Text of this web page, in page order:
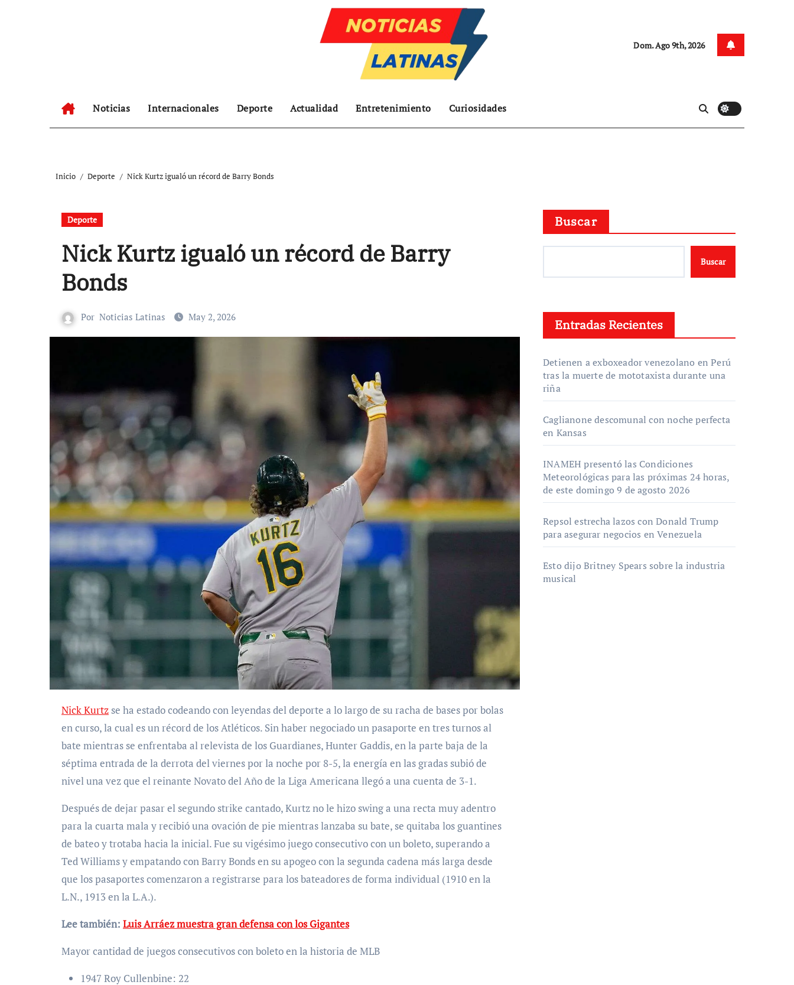
Dom. Ago 9th, 2026
Noticias Internacionales Deporte Actualidad Entretenimiento Curiosidades
Inicio Deporte Nick Kurtz igualó un récord de Barry Bonds
Deporte
Nick Kurtz igualó un récord de Barry
Bonds
Por Noticias Latinas May 2, 2026
Nick Kurtz se ha estado codeando con leyendas del deporte a lo largo de su racha de bases por bolas
en curso, la cual es un récord de los Atléticos. Sin haber negociado un pasaporte en tres turnos al
bate mientras se enfrentaba al relevista de los Guardianes, Hunter Gaddis, en la parte baja de la
séptima entrada de la derrota del viernes por la noche por 8-5, la energía en las gradas subió de
nivel una vez que el reinante Novato del Año de la Liga Americana llegó a una cuenta de 3-1.
Después de dejar pasar el segundo strike cantado, Kurtz no le hizo swing a una recta muy adentro
para la cuarta mala y recibió una ovación de pie mientras lanzaba su bate, se quitaba los guantines
de bateo y trotaba hacia la inicial. Fue su vigésimo juego consecutivo con un boleto, superando a
Ted Williams y empatando con Barry Bonds en su apogeo con la segunda cadena más larga desde
que los pasaportes comenzaron a registrarse para los bateadores de forma individual (1910 en la
L.N., 1913 en la L.A.).
Lee también: Luis Arráez muestra gran defensa con los Gigantes
Mayor cantidad de juegos consecutivos con boleto en la historia de MLB
1947 Roy Cullenbine: 22
Buscar
Buscar
Entradas Recientes
Detienen a exboxeador venezolano en Perú
tras la muerte de mototaxista durante una
riña
Caglianone descomunal con noche perfecta
en Kansas
INAMEH presentó las Condiciones
Meteorológicas para las próximas 24 horas,
de este domingo 9 de agosto 2026
Repsol estrecha lazos con Donald Trump
para asegurar negocios en Venezuela
Esto dijo Britney Spears sobre la industria
musical